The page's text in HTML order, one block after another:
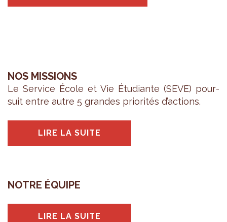
NOS MISSIONS
Le Ser­vice École et Vie Étu­diante (SEVE) pour­
suit entre autre 5 grandes prio­ri­tés d’ac­tions.
LIRE LA SUITE
NOTRE ÉQUIPE
LIRE LA SUITE